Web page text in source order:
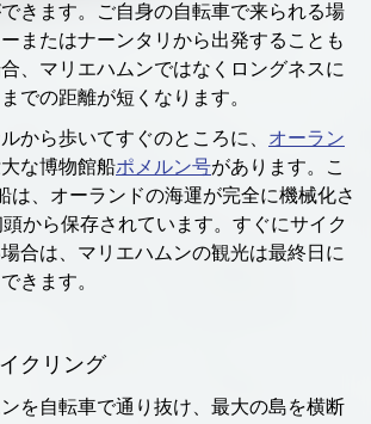
きます。ご自身の自転車で来られる場
またはナーンタリから出発することも
、マリエハムンではなくロングネスに
での距離が短くなります。
から歩いてすぐのところに、 オーラン
な博物館船ポメルン号があります。こ
は、オーランドの海運が完全に機械化さ
から保存されています。すぐにサイク
合は、マリエハムンの観光は最終日に
きます。
クリング
を自転車で通り抜け、最大の島を横断